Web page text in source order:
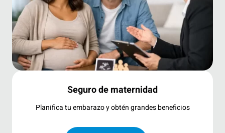
Seguro de maternidad
Planifica tu embarazo y obtén grandes beneficios